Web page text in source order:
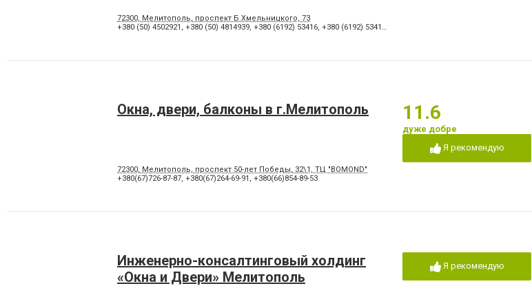
72300, Мелитополь, проспект Б.Хмельницкого, 73
+380 (50) 4502921 , +380 (50) 4814939, +380 (6192) 53416, +380 (6192) 53417 ,
Окна, двери, балконы в г.Мелитополь
72300, Мелитополь, проспект 50-лет Победы, 32\1, ТЦ "BOMOND"
+380(67)726-87-87, +380(67)264-69-91 , +380(66)854-89-53
11.6
дуже добре
Я рекомендую
Инженерно-консалтинговый холдинг
«Окна и Двери» Мелитополь
Я рекомендую